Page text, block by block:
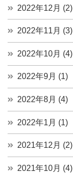
2022年12月 (2)
2022年11月 (3)
2022年10月 (4)
2022年9月 (1)
2022年8月 (4)
2022年1月 (1)
2021年12月 (2)
2021年10月 (4)